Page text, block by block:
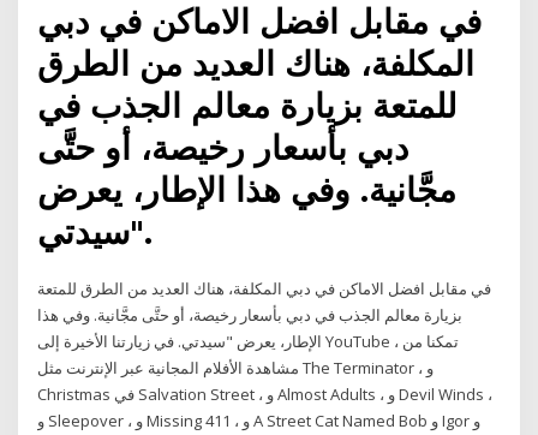
في مقابل افضل الاماكن في دبي
المكلفة، هناك العديد من الطرق
للمتعة بزيارة معالم الجذب في
دبي بأسعار رخيصة، أو حتَّى
مجَّانية. وفي هذا الإطار، يعرض
"سيدتي.
في مقابل افضل الاماكن في دبي المكلفة، هناك العديد من الطرق للمتعة
بزيارة معالم الجذب في دبي بأسعار رخيصة، أو حتَّى مجَّانية. وفي هذا
الإطار، يعرض "سيدتي. في زيارتنا الأخيرة إلى YouTube ، تمكنا من
مشاهدة الأفلام المجانية عبر الإنترنت مثل The Terminator ، و
Christmas في Salvation Street ، و Almost Adults ، و Devil Winds ،
و Sleepover ، و Missing 411 ، و A Street Cat Named Bob و Igor و